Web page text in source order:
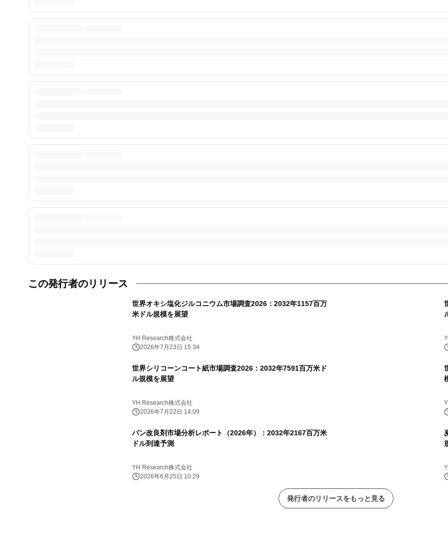
この発行者のリリース
世界オキシ塩化ジルコニウム市場調査2026：2032年1157百万
米ドル規模を展望
YH Research株式会社
2026年7月23日 15:34
世界シリコーンコート紙市場調査2026：2032年7591百万米ド
ル規模を展望
YH Research株式会社
2026年7月22日 14:09
パン改良剤市場分析レポート（2026年）：2032年2167百万米
ドル到達予測
YH Research株式会社
2026年6月25日 10:29
発行者のリリースをもっと見る